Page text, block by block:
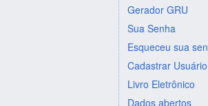
Gerador GRU
Sua Senha
Esqueceu sua
Cadastrar Usuário
Livro Eletrônico
Dados abertos